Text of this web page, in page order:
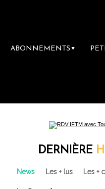
ABONNEMENTS ▼
DERNIÈRE
News Les + lus Les +